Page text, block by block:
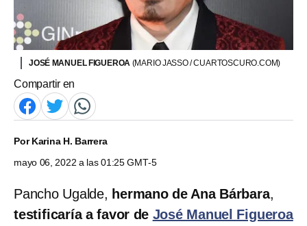
JOSÉ MANUEL FIGUEROA (MARIO JASSO / CUARTOSCURO.COM)
Compartir en
PorKarina H. Barrera
mayo 06, 2022 a las 01:25 GMT-5
Pancho Ugalde, hermano de Ana Bárbara,
testificaría a favor de José Manuel Figueroa